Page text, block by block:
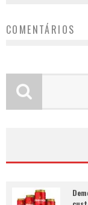
COMENTÁRIOS